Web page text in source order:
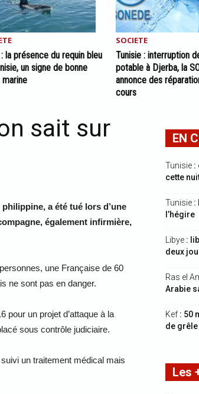
: la présence du requin bleu
un signe de bonne
SOCIETE
Tunisie : interruption
potable à Djerba, la
annonce des
cours
sait sur
a été tué lors d’une
également infirmière,
une Française de 60
ne sont pas en danger.
pour un projet d’attaque à la
sous contrôle judiciaire.
un traitement médical mais
EN
Tunisie :
cette
Tunisie :
l’hégire
Libye :
deux
Ras el
Arabie
Kef : 50
de
Les